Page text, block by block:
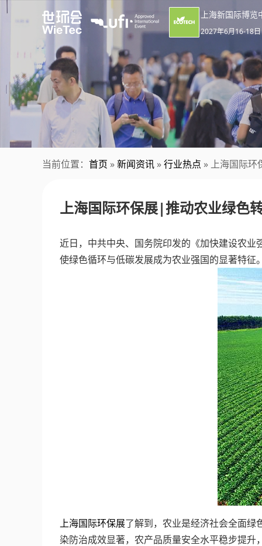
上海新国际博览
2027年6月16-18日
当前位置： 首页 »新闻资讯 »行业热点 » 上海国际
上海国际环保展|推动农业绿色
近日，中共中央、国务院印发的《加快建设农
使绿色循环与低碳发展成为农业强国的显著特
上海国际环保展了解到，农业是经济社会全面绿
染防治成效显著，农产品质量安全水平稳步提